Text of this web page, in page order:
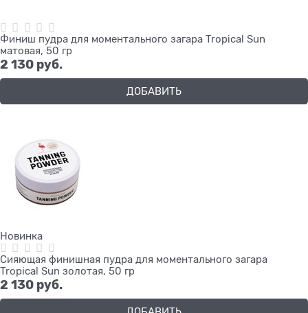
Финиш пудра для моментального загара Tropical Sun
матовая, 50 гр
2 130 руб.
ДОБАВИТЬ
Новинка
Сияющая финишная пудра для моментального загара
Tropical Sun золотая, 50 гр
2 130 руб.